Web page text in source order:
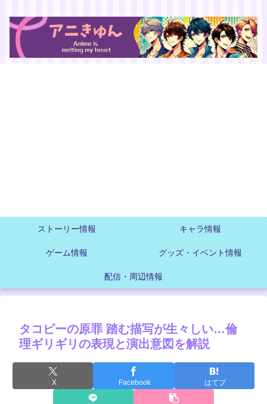
ストーリー情報 キャラ情報
ゲーム情報 グッズ・イベント情報
配信・周辺情報
タコピーの原罪 踏む描写が生々しい…倫
理ギリギリの表現と演出意図を解説
X Facebook はてブ